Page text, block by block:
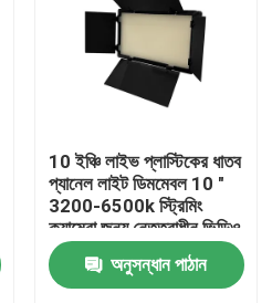
10 ইঞ্চি লাইভ প্লাস্টিকের ধাতব
প্যানেল লাইট ডিমমেবল 10 "
3200-6500k স্ট্রিমিং
ক্যামেরা জন্য নেতৃত্বাধীন ভিডিও
লাইট স্টুডিও লাইট ভিডিওগ্রাফি
অনুসন্ধান পাঠান